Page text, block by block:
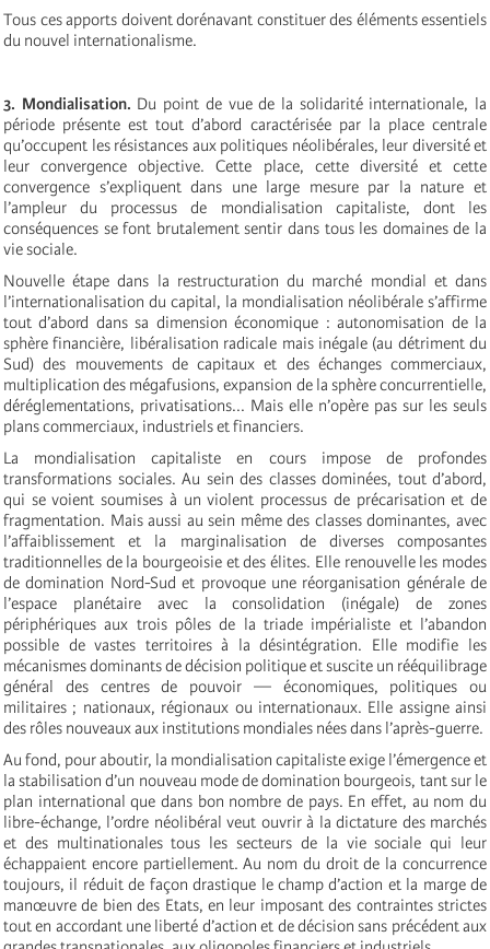
Tous ces apports doivent dorénavant constituer des éléments essentiels
du nouvel internationalisme.
3. Mondialisation. Du point de vue de la solidarité internationale, la
période présente est tout d’abord caractérisée par la place centrale
qu’occupent les résistances aux politiques néolibérales, leur diversité et
leur convergence objective. Cette place, cette diversité et cette
convergence s’expliquent dans une large mesure par la nature et
l’ampleur du processus de mondialisation capitaliste, dont les
conséquences se font brutalement sentir dans tous les domaines de la
vie sociale.
Nouvelle étape dans la restructuration du marché mondial et dans
l’internationalisation du capital, la mondialisation néolibérale s’affirme
tout d’abord dans sa dimension économique : autonomisation de la
sphère financière, libéralisation radicale mais inégale (au détriment du
Sud) des mouvements de capitaux et des échanges commerciaux,
multiplication des mégafusions, expansion de la sphère concurrentielle,
déréglementations, privatisations... Mais elle n’opère pas sur les seuls
plans commerciaux, industriels et financiers.
La mondialisation capitaliste en cours impose de profondes
transformations sociales. Au sein des classes dominées, tout d’abord,
qui se voient soumises à un violent processus de précarisation et de
fragmentation. Mais aussi au sein même des classes dominantes, avec
l’affaiblissement et la marginalisation de diverses composantes
traditionnelles de la bourgeoisie et des élites. Elle renouvelle les modes
de domination Nord-Sud et provoque une réorganisation générale de
l’espace planétaire avec la consolidation (inégale) de zones
périphériques aux trois pôles de la triade impérialiste et l’abandon
possible de vastes territoires à la désintégration. Elle modifie les
mécanismes dominants de décision politique et suscite un rééquilibrage
général des centres de pouvoir — économiques, politiques ou
militaires ; nationaux, régionaux ou internationaux. Elle assigne ainsi
des rôles nouveaux aux institutions mondiales nées dans l’après-guerre.
Au fond, pour aboutir, la mondialisation capitaliste exige l’émergence et
la stabilisation d’un nouveau mode de domination bourgeois, tant sur le
plan international que dans bon nombre de pays. En effet, au nom du
libre-échange, l’ordre néolibéral veut ouvrir à la dictature des marchés
et des multinationales tous les secteurs de la vie sociale qui leur
échappaient encore partiellement. Au nom du droit de la concurrence
toujours, il réduit de façon drastique le champ d’action et la marge de
manœuvre de bien des Etats, en leur imposant des contraintes strictes
tout en accordant une liberté d’action et de décision sans précédent aux